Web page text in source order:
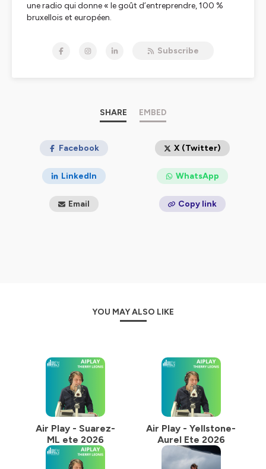
une radio qui donne « le goût d’entreprendre, 100 %
bruxellois et européen.
d’entreprendre aux auditeurs et confirme les liens
dans le cadre de toutes les transitions vers un monde
c’est aussi une diversité
auditeurs qui vivent
l’impact de l’Europe au quotidien. Bruxelles est la
diversifiée avec un peu moins de 200 nationalités
Subscribe
SHARE EMBED
Facebook X (Twitter)
LinkedIn WhatsApp
Email Copy link
YOU MAY ALSO LIKE
Air Play - Suarez-
ML ete 2026
Air Play - Yellstone-
Aurel Ete 2026